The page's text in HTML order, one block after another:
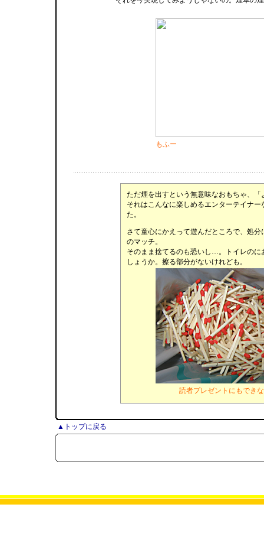
もふー
ただ煙を出すという無意味なおもちゃ、「
それはこんなに楽しめるエンターテイナー
た。
さて童心にかえって遊んだところで、処分
のマッチ。
そのまま捨てるのも恐いし…。トイレのに
しょうか。擦る部分がないけれども。
読者プレゼントにもでき
▲トップに戻る